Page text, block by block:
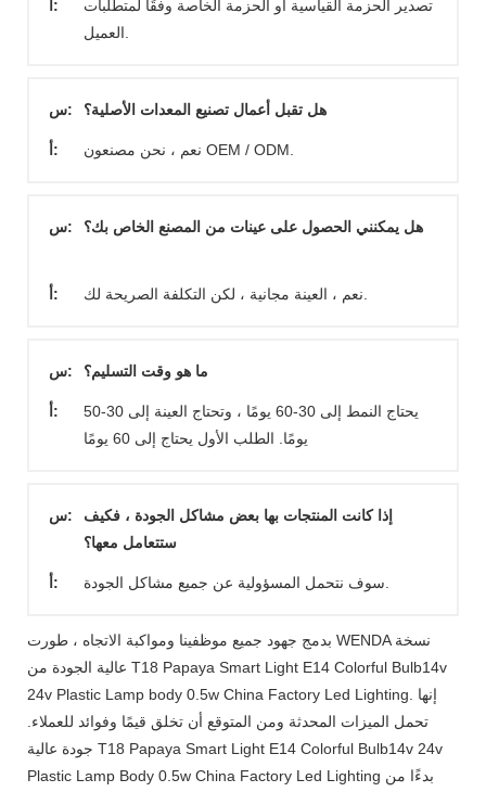
أ:
تصدير الحزمة القياسية أو الحزمة الخاصة وفقًا لمتطلبات
س: هل تقبل أعمال تصنيع المعدات الأصلية؟
أ: نعم ، نحن مصنعون OEM / ODM.
س: هل يمكنني الحصول على عينات من المصنع الخاص بك؟
أ:
س: ما هو وقت التسليم؟
أ:
يحتاج النمط إلى 30-60 يومًا ، وتحتاج العينة إلى 30-50
يومًا. الطلب الأول يحتاج إلى 60 يومًا
س:
إذا كانت المنتجات بها بعض مشاكل الجودة ، فكيف
ستتعامل معها؟
أ:
بدمج جهود جميع موظفينا ومواكبة الاتجاه ، طورت WENDA نسخة
عالية الجودة من T18 Papaya Smart Light E14 Colorful Bulb14v
24v Plastic Lamp body 0.5w China Factory Led Lighting. إنها
تحمل الميزات المحدثة ومن المتوقع أن تخلق قيمًا وفوائد للعملاء.
جودة عالية T18 Papaya Smart Light E14 Colorful Bulb14v 24v
Plastic Lamp Body 0.5w China Factory Led Lighting بدءًا من